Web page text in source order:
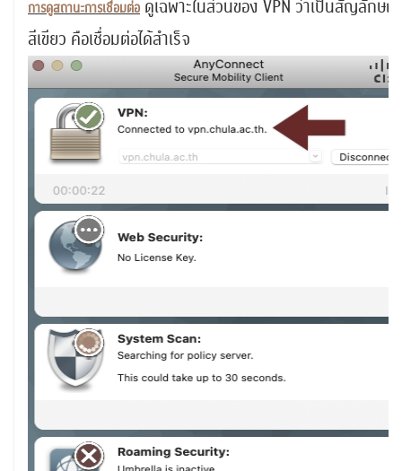
การดูสถานะการเชื่อมต่อ ดูเฉพาะในส่วนของ VPN ว่าเป็นสัญลักษ
สีเขียว คือเชื่อมต่อได้สำเร็จ